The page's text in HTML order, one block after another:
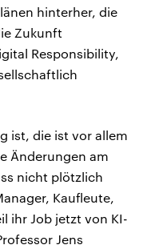
hinterher, die
Zukunft
Responsibility,
ist, die ist vor allem
Änderungen am
nicht plötzlich
Kaufleute,
ihr Job jetzt von KI-
Jens